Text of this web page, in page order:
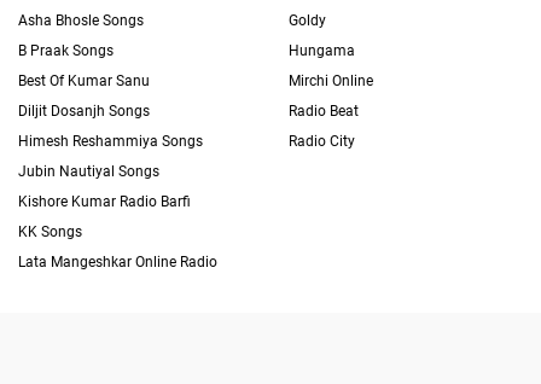
Asha Bhosle Songs
B Praak Songs
Best Of Kumar Sanu
Diljit Dosanjh Songs
Himesh Reshammiya Songs
Jubin Nautiyal Songs
Kishore Kumar Radio Barfi
KK Songs
Lata Mangeshkar Online Radio
Goldy
Hungama
Mirchi Online
Radio Beat
Radio City